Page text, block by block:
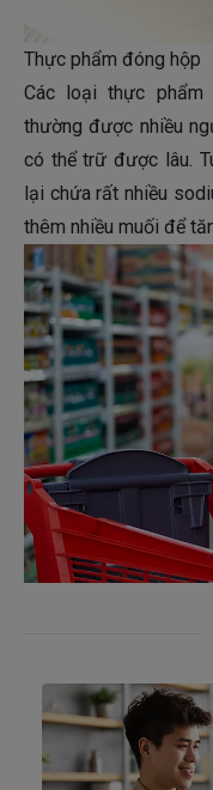
Thực phẩm đóng hộp
Các loại thực phẩm
thường được nhiều
có thể trữ được lâu.
lại chứa rất nhiều
thêm nhiều muối để